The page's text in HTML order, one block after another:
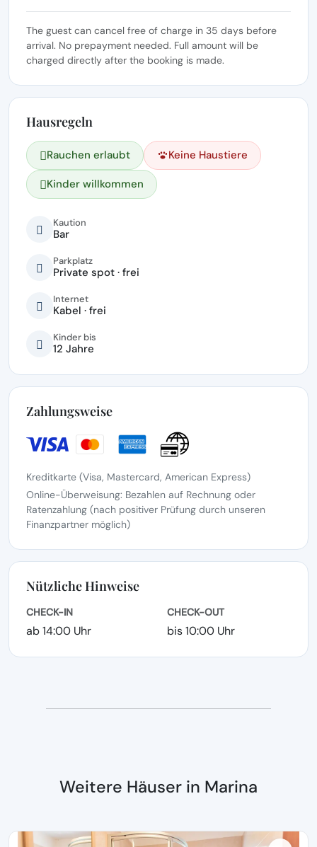
The guest can cancel free of charge in 35 days before
arrival. No prepayment needed. Full amount will be
charged directly after the booking is made.
Hausregeln
Rauchen erlaubt Keine Haustiere
Kinder willkommen
Kaution
Bar
Parkplatz
Private spot · frei
Internet
Kabel · frei
Kinder bis
12 Jahre
Zahlungsweise
Kreditkarte (Visa, Mastercard, American Express)
Online-Überweisung: Bezahlen auf Rechnung oder
Ratenzahlung (nach positiver Prüfung durch unseren
Finanzpartner möglich)
Nützliche Hinweise
CHECK-IN
ab 14:00 Uhr
CHECK-OUT
bis 10:00 Uhr
Weitere Häuser in Marina